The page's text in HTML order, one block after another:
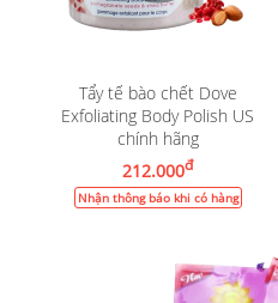
Tẩy tế bào chết Dove
Exfoliating Body Polish US
chính hãng
212.000đ
Nhận thông báo khi có hàng